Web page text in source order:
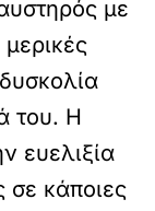
με
του. Η
ευελιξία
κάποιες